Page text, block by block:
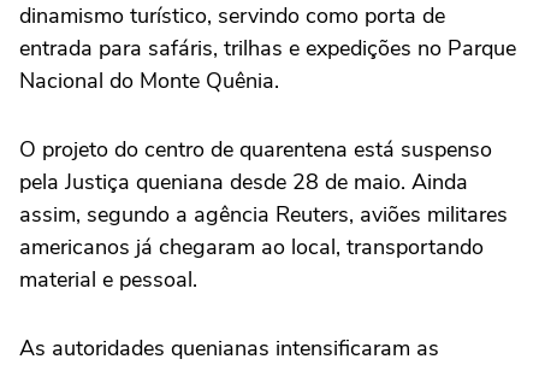
dinamismo turístico, servindo como porta de
entrada para safáris, trilhas e expedições no Parque
Nacional do Monte Quênia.
O projeto do centro de quarentena está suspenso
pela Justiça queniana desde 28 de maio. Ainda
assim, segundo a agência Reuters, aviões militares
americanos já chegaram ao local, transportando
material e pessoal.
As autoridades quenianas intensificaram as